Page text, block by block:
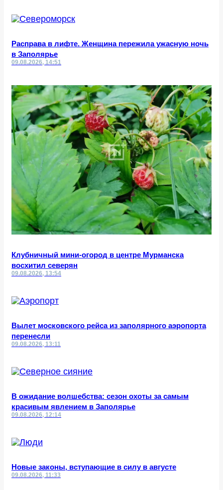
Расправа в лифте. Женщина пережила ужасную ночь
в Заполярье
09.08.2026, 14:51
Клубничный мини-огород в центре Мурманска
восхитил северян
09.08.2026, 13:54
Вылет московского рейса из заполярного аэропорта
перенесли
09.08.2026, 13:11
В ожидание волшебства: сезон охоты за самым
красивым явлением в Заполярье
09.08.2026, 12:14
Новые законы, вступающие в силу в августе
09.08.2026, 11:33